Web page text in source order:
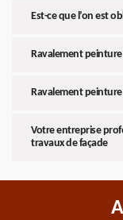
Est-ce que l’on est
Ravalement
Ravalement
Votre entreprise
travaux de façade